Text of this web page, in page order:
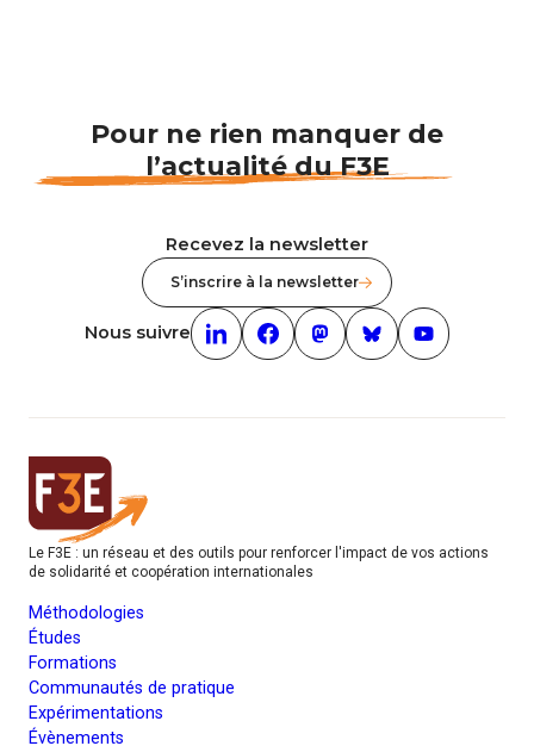
Pour ne rien manquer de
l’actualité du F3E
Recevez la newsletter
S’inscrire à la newsletter
Nous suivre Linkedin (nouvelle fenêtre)
Facebook (nouvelle fenêtre)
mastodon (nouvelle
Bluesky (nouvelle
Youtube
Le F3E : un réseau et des outils pour renforcer l'impact de vos actions
de solidarité et coopération internationales
Méthodologies
Études
Formations
Communautés de pratique
Expérimentations
Évènements